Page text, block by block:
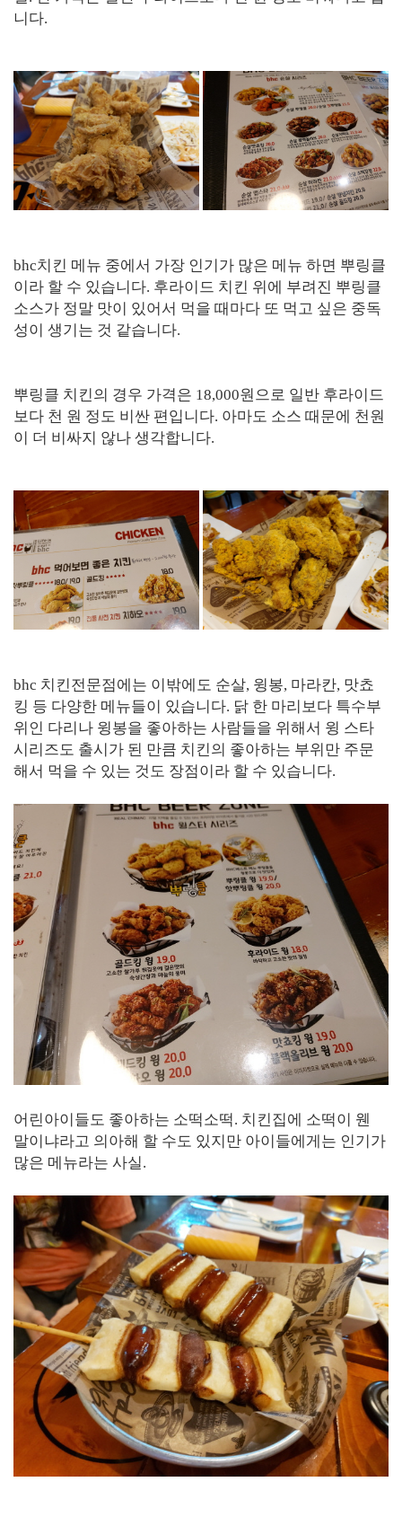
니다.
bhc치킨 메뉴 중에서 가장 인기가 많은 메뉴 하면 뿌링클
이라 할 수 있습니다. 후라이드 치킨 위에 부려진 뿌링클
소스가 정말 맛이 있어서 먹을 때마다 또 먹고 싶은 중독
성이 생기는 것 같습니다.
뿌링클 치킨의 경우 가격은 18,000원으로 일반 후라이드
보다 천 원 정도 비싼 편입니다. 아마도 소스 때문에 천원
이 더 비싸지 않나 생각합니다.
bhc 치킨전문점에는 이밖에도 순살, 윙봉, 마라칸, 맛쵸
킹 등 다양한 메뉴들이 있습니다. 닭 한 마리보다 특수부
위인 다리나 윙봉을 좋아하는 사람들을 위해서 윙 스타
시리즈도 출시가 된 만큼 치킨의 좋아하는 부위만 주문
해서 먹을 수 있는 것도 장점이라 할 수 있습니다.
어린아이들도 좋아하는 소떡소떡. 치킨집에 소떡이 웬
말이냐라고 의아해 할 수도 있지만 아이들에게는 인기가
많은 메뉴라는 사실.